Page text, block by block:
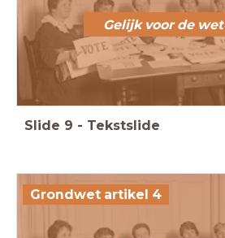
Gelijk voor de wet
Slide 9 - Tekstslide
Grondwet artikel 4